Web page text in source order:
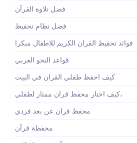
فضل تلاوة القرآن
فضل نظام تحفيظ
فوائد تحفيظ القران الكريم للاطفال مبكرا
قواعد النحو العربي
كيف احفظ طفلي القران في البيت
كيف اختار محفظ قران ممتاز لطفلي،
محفظ قران عن بعد فردي
محفظة قرآن